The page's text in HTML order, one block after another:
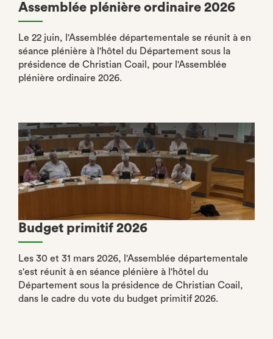
Assemblée plénière ordinaire 2026
Le 22 juin, l'Assemblée départementale se réunit à en
séance plénière à l'hôtel du Département sous la
présidence de Christian Coail, pour l'Assemblée
plénière ordinaire 2026.
Budget primitif 2026
Les 30 et 31 mars 2026, l'Assemblée départementale
s'est réunit à en séance plénière à l'hôtel du
Département sous la présidence de Christian Coail,
dans le cadre du vote du budget primitif 2026.